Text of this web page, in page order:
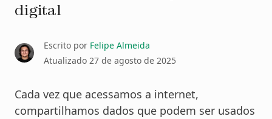
digital
Escrito por Felipe Almeida
Atualizado 27 de agosto de 2025
Cada vez que acessamos a internet,
compartilhamos dados que podem ser usados